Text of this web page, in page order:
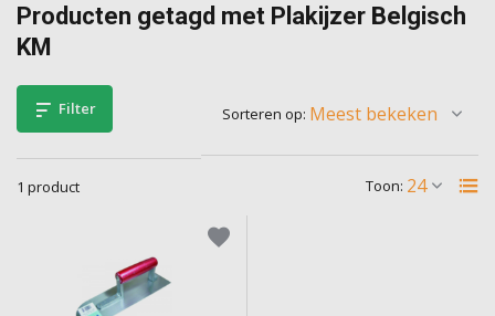
Producten getagd met Plakijzer Belgisch
KM
Filter
1 product Toon:
Sorteren op: